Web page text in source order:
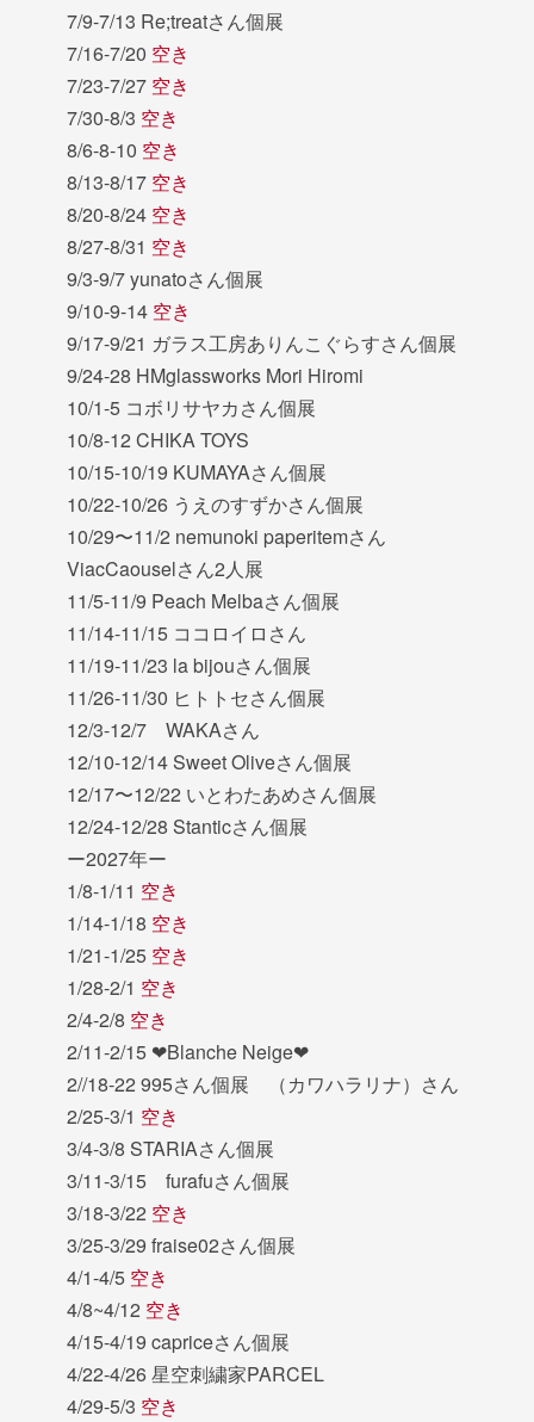
7/9-7/13 Re;treatさん個展
7/16-7/20 空き
7/23-7/27 空き
7/30-8/3 空き
8/6-8-10 空き
8/13-8/17 空き
8/20-8/24 空き
8/27-8/31 空き
9/3-9/7 yunatoさん個展
9/10-9-14 空き
9/17-9/21 ガラス工房ありんこぐらすさん個展
9/24-28 HMglassworks Mori Hiromi
10/1-5 コボリサヤカさん個展
10/8-12 CHIKA TOYS
10/15-10/19 KUMAYAさん個展
10/22-10/26 うえのすずかさん個展
10/29〜11/2 nemunoki paperitemさん
ViacCaouselさん2人展
11/5-11/9 Peach Melbaさん個展
11/14-11/15 ココロイロさん
11/19-11/23 la bijouさん個展
11/26-11/30 ヒトトセさん個展
12/3-12/7 WAKAさん
12/10-12/14 Sweet Oliveさん個展
12/17〜12/22 いとわたあめさん個展
12/24-12/28 Stanticさん個展
ー2027年ー
1/8-1/11 空き
1/14-1/18 空き
1/21-1/25 空き
1/28-2/1 空き
2/4-2/8 空き
2/11-2/15 ❤︎Blanche Neige❤︎
2//18-22 995さん個展 （カワハラリナ）さん
2/25-3/1 空き
3/4-3/8 STARIAさん個展
3/11-3/15 furafuさん個展
3/18-3/22 空き
3/25-3/29 fraise02さん個展
4/1-4/5 空き
4/8~4/12 空き
4/15-4/19 capriceさん個展
4/22-4/26 星空刺繍家PARCEL
4/29-5/3 空き